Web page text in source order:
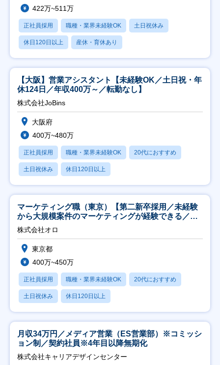
422万~511万
正社員採用 職種・業界未経験OK 土日祝休み
休日120日以上 産休・育休あり
【大阪】営業アシスタント【未経験OK／土日祝・年
休124日／年収400万～／転勤なし】
株式会社JoBins
大阪府
400万~480万
正社員採用 職種・業界未経験OK 20代におすすめ
土日祝休み 休日120日以上
マーケティング職（東京）【第二新卒採用／未経験
から大規模案件のマーケティングが経験できる／研
修充実】
株式会社オロ
東京都
400万~450万
正社員採用 職種・業界未経験OK 20代におすすめ
土日祝休み 休日120日以上
月収34万円／メディア営業（ES営業部）※コミッシ
ョン制／契約社員※4年目以降無期化
株式会社キャリアデザインセンター